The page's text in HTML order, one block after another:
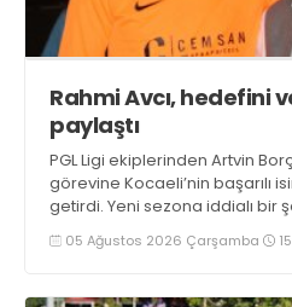
Rahmi Avcı, hedefini
paylaştı
PGL Ligi ekiplerinden Artvin
görevine Kocaeli’nin başarılı
getirdi. Yeni sezona iddialı bir
duygularını aktardı.
05 Ağustos 2026 Çarşamba